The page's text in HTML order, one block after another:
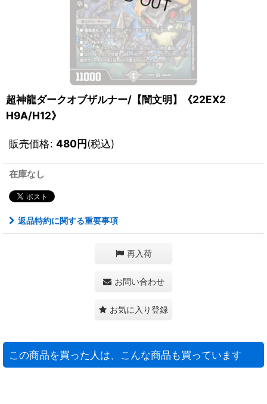
超神龍ダークオブザルナー/【闇文明】《22EX2
H9A/H12》
販売価格: 480円(税込)
在庫なし
返品特約に関する重要事項
再入荷
お問い合わせ
お気に入り登録
この商品を買った人は、こんな商品も買っています